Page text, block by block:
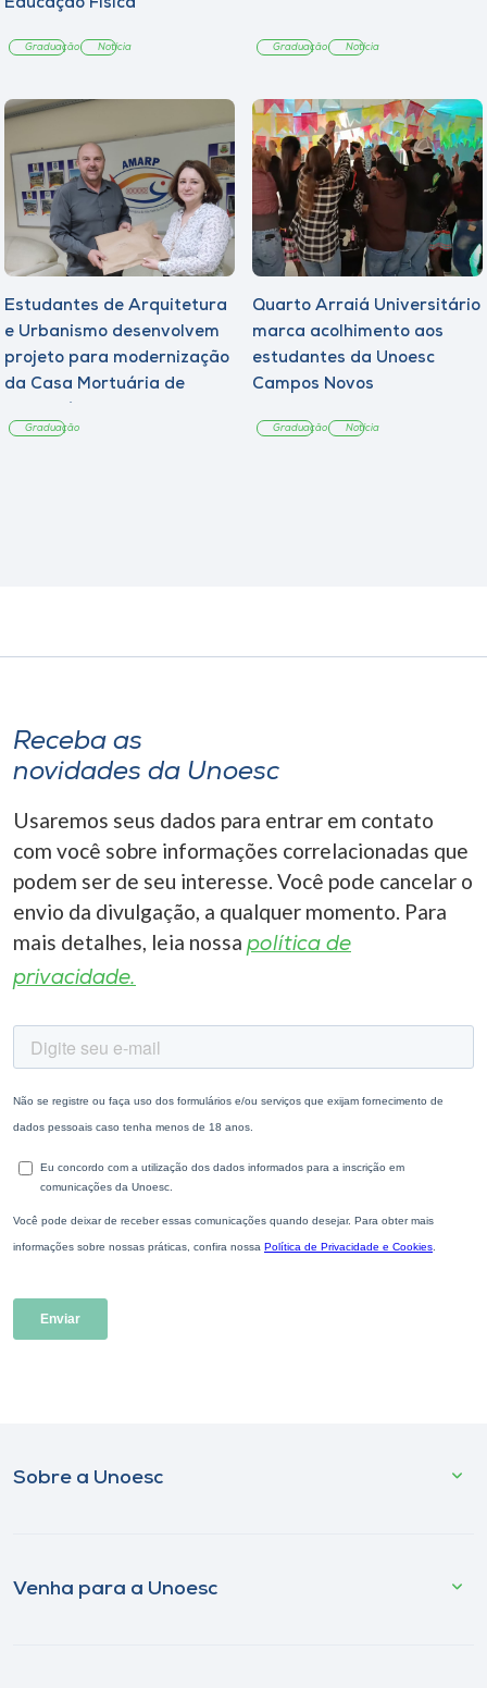
Educação Física
Graduação Notícia Graduação Notícia
Estudantes de Arquitetura
e Urbanismo desenvolvem
projeto para modernização
da Casa Mortuária de
Graduação
Quarto Arraiá Universitário
marca acolhimento aos
estudantes da Unoesc
Campos Novos
Graduação Notícia
Receba as
novidades da Unoesc
Usaremos seus dados para entrar em contato
com você sobre informações correlacionadas que
podem ser de seu interesse. Você pode cancelar o
envio da divulgação, a qualquer momento. Para
mais detalhes, leia nossa política de
privacidade.
Sobre a Unoesc
Venha para a Unoesc